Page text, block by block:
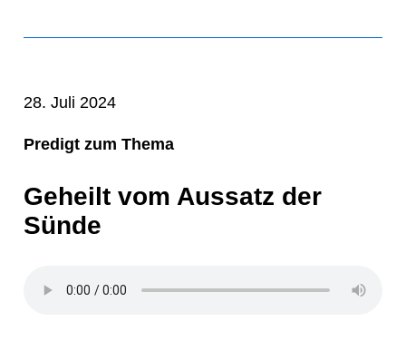
28. Juli 2024
Predigt zum Thema
Geheilt vom Aussatz der
Sünde